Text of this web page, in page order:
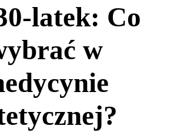
latek: Co
w